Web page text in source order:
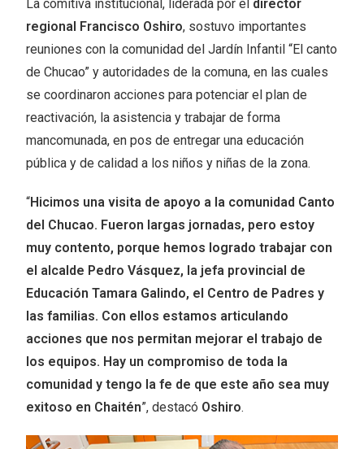
La comitiva institucional, liderada por el director
regional Francisco Oshiro, sostuvo importantes
reuniones con la comunidad del Jardín Infantil “El canto
de Chucao” y autoridades de la comuna, en las cuales
se coordinaron acciones para potenciar el plan de
reactivación, la asistencia y trabajar de forma
mancomunada, en pos de entregar una educación
pública y de calidad a los niños y niñas de la zona.
“Hicimos una visita de apoyo a la comunidad Canto
del Chucao. Fueron largas jornadas, pero estoy
muy contento, porque hemos logrado trabajar con
el alcalde Pedro Vásquez, la jefa provincial de
Educación Tamara Galindo, el Centro de Padres y
las familias. Con ellos estamos articulando
acciones que nos permitan mejorar el trabajo de
los equipos. Hay un compromiso de toda la
comunidad y tengo la fe de que este año sea muy
exitoso en Chaitén”, destacó Oshiro.